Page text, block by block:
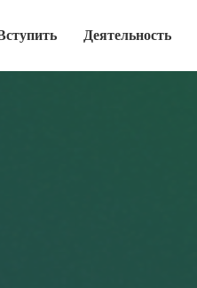
Деятельность